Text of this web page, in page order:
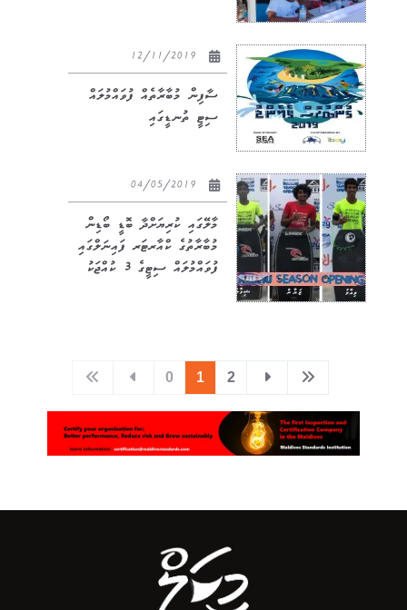
ސާފިން މުބާރާތެއް ފުވައްމުލައް
ސިޓީ ތުނޑީގައި
މާލޭގައި ކުރިޔަށްދާ ބޮޑީ ބޯޑިން
މުބާރާތުގެ ކްއާރޓަރ ފައިނަލްގައި
ފުވައްމުލައް ސިޓީގެ 3 ކުއްޖަކު
0 1 2